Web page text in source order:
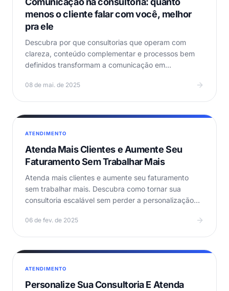
menos o cliente falar com você, melhor
pra ele
Descubra por que consultorias que operam com
clareza, conteúdo complementar e processos bem
definidos transformam a comunicação em
08 de mai. de 2025
ATENDIMENTO
Atenda Mais Clientes e Aumente Seu
Faturamento Sem Trabalhar Mais
Atenda mais clientes e aumente seu faturamento
sem trabalhar mais. Descubra como tornar sua
consultoria escalável sem perder a personalização
06 de fev. de 2025
ATENDIMENTO
Personalize Sua Consultoria E Atenda